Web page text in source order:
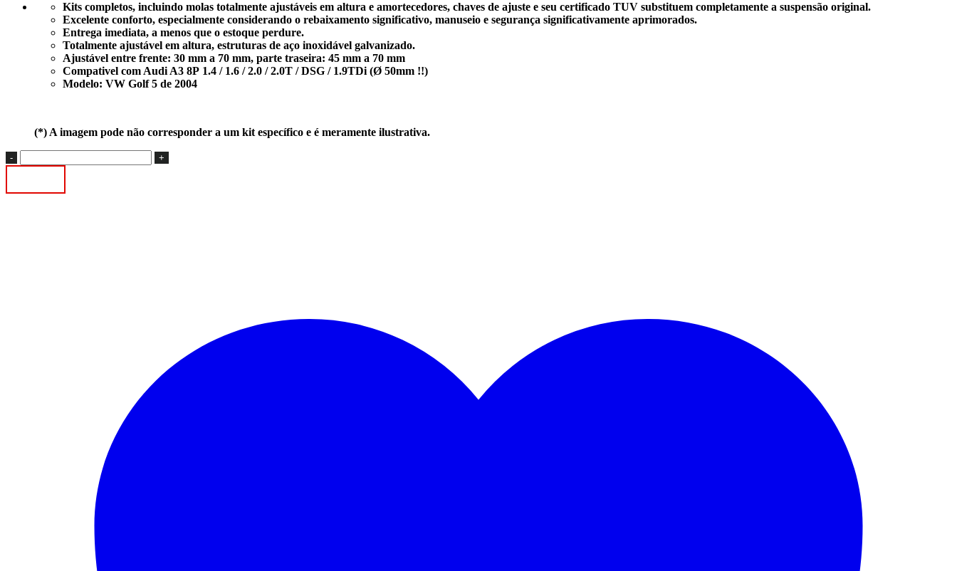
Kits completos, incluindo molas totalmente ajustáveis ​​em altura e amortecedores, chaves de ajuste e seu certificado TUV substituem completamente a suspensão original.
Excelente conforto, especialmente considerando o rebaixamento significativo, manuseio e segurança significativamente aprimorados.
Entrega imediata, a menos que o estoque perdure.
Totalmente ajustável em altura, estruturas de aço inoxidável galvanizado.
Ajustável entre frente: 30 mm a 70 mm, parte traseira: 45 mm a 70 mm
Compativel com Audi A3 8P 1.4 / 1.6 / 2.0 / 2.0T / DSG / 1.9TDi (Ø 50mm !!)
Modelo: VW Golf 5 de 2004
(*) A imagem pode não corresponder a um kit específico e é meramente ilustrativa.
de
AP